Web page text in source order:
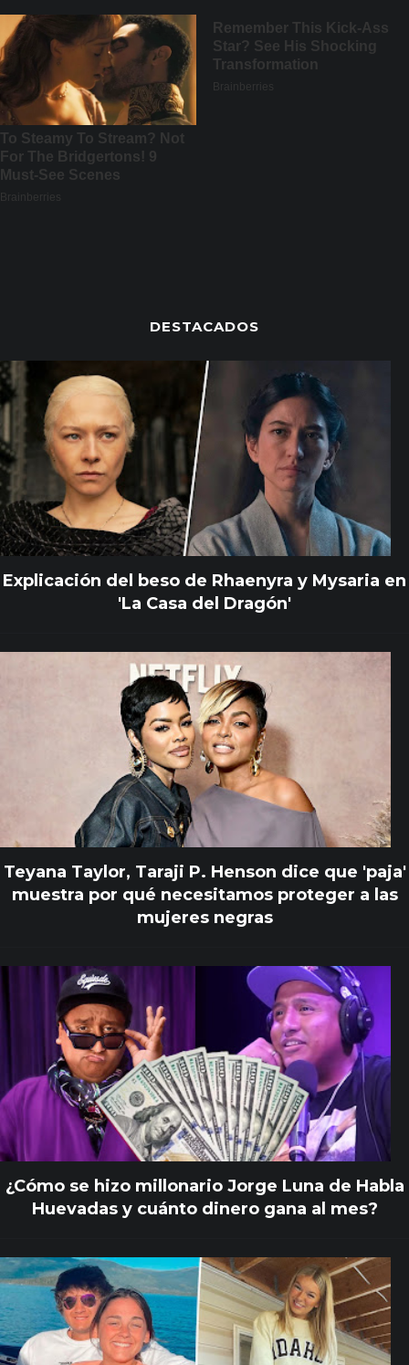
DESTACADOS
Explicación del beso de Rhaenyra y Mysaria en
'La Casa del Dragón'
Teyana Taylor, Taraji P. Henson dice que 'paja'
muestra por qué necesitamos proteger a las
mujeres negras
¿Cómo se hizo millonario Jorge Luna de Habla
Huevadas y cuánto dinero gana al mes?